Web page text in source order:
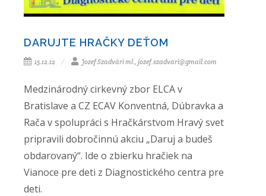
DARUJTE HRAČKY DEŤOM
15.12.12 Jozef Szadvári ml., jozef.szadvari@gmail.com
Medzinárodný cirkevný zbor ELCA v
Bratislave a CZ ECAV Konventná, Dúbravka a
Rača v spolupráci s Hračkárstvom Hravý svet
pripravili dobročinnú akciu „Daruj a budeš
obdarovaný“. Ide o zbierku hračiek na
Vianoce pre deti z Diagnostického centra pre
deti.